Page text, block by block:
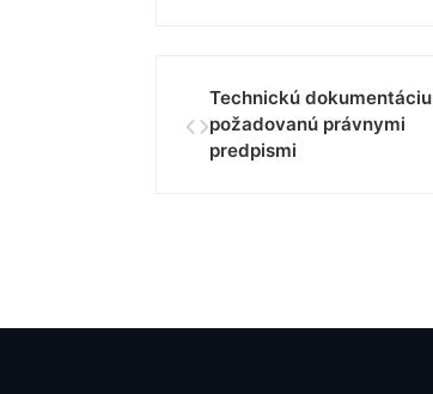
Technickú dokumentáciu
požadovanú právnymi
predpismi